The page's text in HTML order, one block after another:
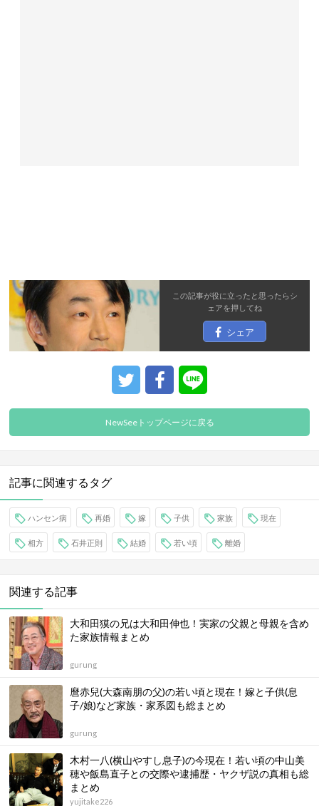
この記事が役に立ったと思ったらシ
ェアを押してね
シェア
NewSeeトップページに戻る
記事に関連するタグ
ハンセン病 再婚 嫁 子供 家族 現在
相方 石井正則 結婚 若い頃 離婚
関連する記事
大和田獏の兄は大和田伸也！実家の父親と母親を含め
た家族情報まとめ
gurung
麿赤兒(大森南朋の父)の若い頃と現在！嫁と子供(息
子/娘)など家族・家系図も総まとめ
gurung
木村一八(横山やすし息子)の今現在！若い頃の中山美
穂や飯島直子との交際や逮捕歴・ヤクザ説の真相も総
まとめ
yujitake226